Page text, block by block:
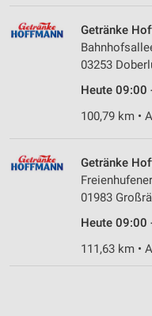
Getränke
03253
Heute 09:00
100,79 km •
Getränke
01983
Heute 09:00
111,63 km •